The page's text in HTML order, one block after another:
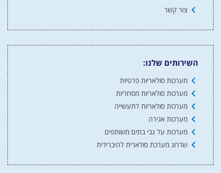
צור קשר
השירותים שלנו:
מערכות סולאריות פרטיות
מערכות סולאריות מסחריות
מערכות סולאריות לתעשייה
מערכות אגירה
מערכות על גבי בתים משותפים
שדרוג מערכת סולארית להיברידית